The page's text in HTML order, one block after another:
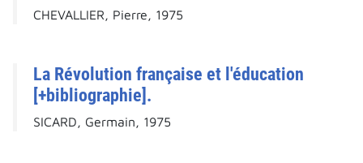
CHEVALLIER, Pierre, 1975
La Révolution française et l'éducation
[+bibliographie].
SICARD, Germain, 1975